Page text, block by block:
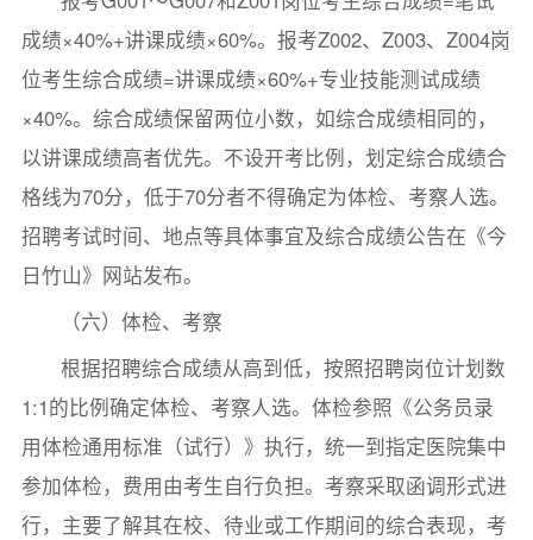
成绩×40%+讲课成绩×60%。报考Z002、Z003、Z004岗
位考生综合成绩=讲课成绩×60%+专业技能测试成绩
×40%。综合成绩保留两位小数，如综合成绩相同的，
以讲课成绩高者优先。不设开考比例，划定综合成绩合
格线为70分，低于70分者不得确定为体检、考察人选。
招聘考试时间、地点等具体事宜及综合成绩公告在《今
日竹山》网站发布。
（六）体检、考察
根据招聘综合成绩从高到低，按照招聘岗位计划数
1:1的比例确定体检、考察人选。体检参照《公务员录
用体检通用标准（试行）》执行，统一到指定医院集中
参加体检，费用由考生自行负担。考察采取函调形式进
行，主要了解其在校、待业或工作期间的综合表现，考